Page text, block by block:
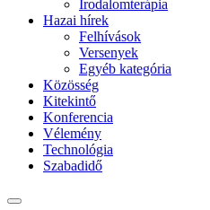
Irodalomterápia
Hazai hírek
Felhívások
Versenyek
Egyéb kategória
Közösség
Kitekintő
Konferencia
Vélemény
Technológia
Szabadidő